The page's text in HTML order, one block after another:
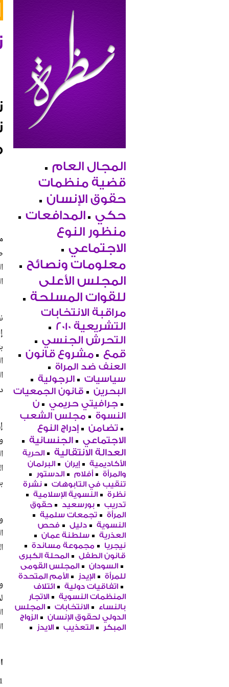
المجال العام
قضية منظمات
حقوق الإنسان
حكي
المدافعات
منظور النوع
الاجتماعي
معلومات ونصائح
المجلس الأعلى
للقوات المسلحة
مراقبة الانتخابات
التشريعية 2010
التحرش الجنسي
قمع
مشروع قانون
العنف ضد المراة
سياسيات
الرجولية
البحرين
قانون الجمعيات
جرافيتي حريمي
ن
النسوة
مجلس الشعب
تضامن
إدراج النوع
الاجتماعي
الجنسانية
العدالة الانتقالية
الحرية
الأكاديمية
إيران
البرلمان
والمرأة
أفلام
الدستور
تنقيب في التابوهات
نشرة
نظرة
النسوية الإسلامية
تدريب
بورسعيد
حقوق
المرأة
تجمعات سلمية
النسوية
دليل
فحص
العذرية
سلطنة عمان
نيجريا
مجموعة مساندة
قانون الطفل
المحلة الكبرى
السودان
المجلس القومى
للمرأة
الإيدز
الأمم المتحدة
اتفاقيات دولية
ائتلاف
المنظمات النسوية
الاتجار
بالنساء
الانتخابات
المجلس
الدولي لحقوق الإنسان
الزواج
المبكر
التعذيب الايدز
1. نظرة للدراسات النسوية.